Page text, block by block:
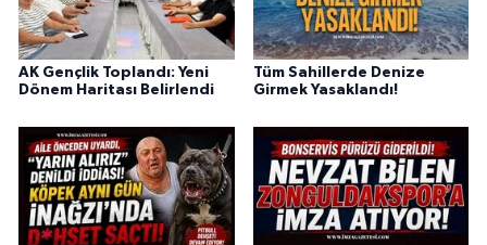
AK Gençlik Toplandı: Yeni
Dönem Haritası Belirlendi
Tüm Sahillerde Denize
Girmek Yasaklandı!